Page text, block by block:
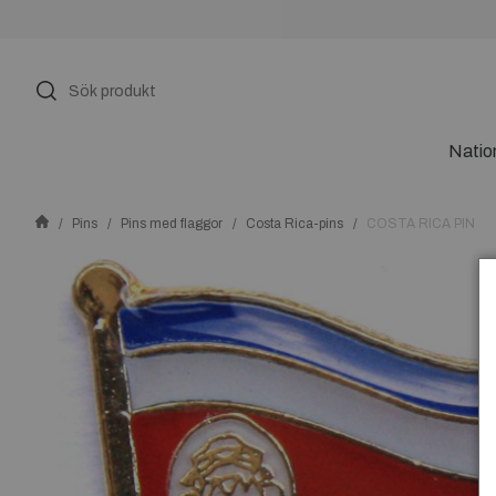
Pins Pins med flaggor Costa Rica-pins COSTA RICA PIN